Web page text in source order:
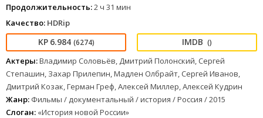
Продолжительность:2 ч 31 мин
Качество: HDRip
6.984 (6274) ()
Актеры:Владимир Соловьёв, Дмитрий Полонский, Сергей
Степашин, Захар Прилепин, Мадлен Олбрайт, Сергей Иванов,
Дмитрий Козак, Герман Греф, Алексей Миллер, Алексей Кудрин
Жанр: Фильмы / документальный / история / Россия / 2015
Слоган: «История новой России»